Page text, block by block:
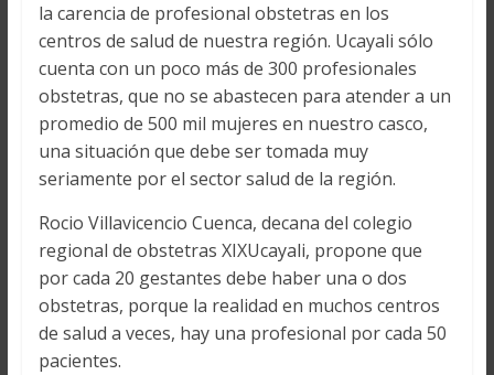
la carencia de profesional obstetras en los
centros de salud de nuestra región. Ucayali sólo
cuenta con un poco más de 300 profesionales
obstetras, que no se abastecen para atender a un
promedio de 500 mil mujeres en nuestro casco,
una situación que debe ser tomada muy
seriamente por el sector salud de la región.
Rocio Villavicencio Cuenca, decana del colegio
regional de obstetras XIXUcayali, propone que
por cada 20 gestantes debe haber una o dos
obstetras, porque la realidad en muchos centros
de salud a veces, hay una profesional por cada 50
pacientes.